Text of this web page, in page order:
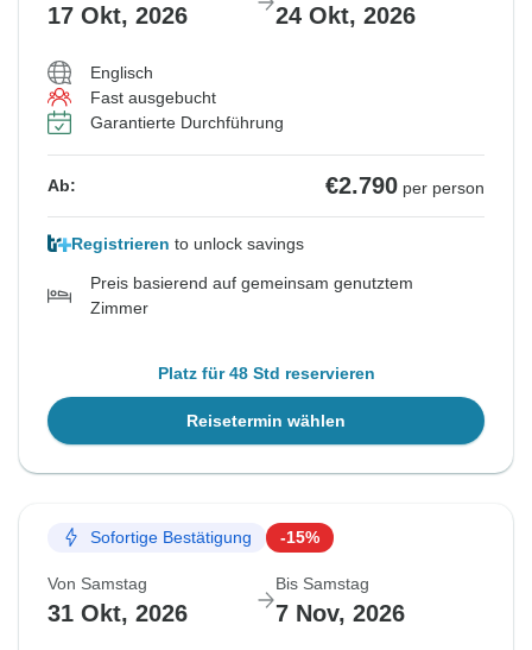
17 Okt, 2026 24 Okt, 2026
Englisch
Fast ausgebucht
Garantierte Durchführung
Ab: €2.790 per person
Registrieren to unlock savings
Preis basierend auf gemeinsam genutztem
Zimmer
Platz für 48 Std reservieren
Reisetermin wählen
Sofortige Bestätigung -15%
Von Samstag
31 Okt, 2026
Bis Samstag
7 Nov, 2026